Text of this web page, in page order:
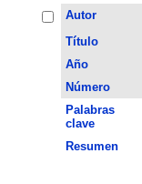
Autor
Título
Año
Número
Palabras
clave
Resumen